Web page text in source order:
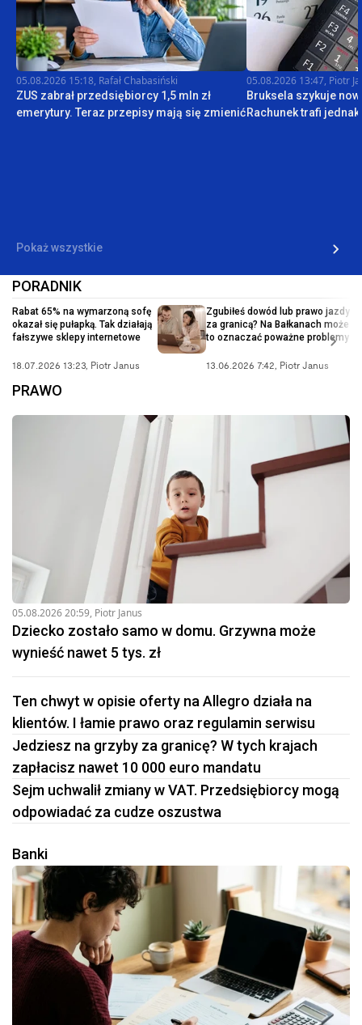
05.08.2026 15:18, Rafał Chabasiński
ZUS zabrał przedsiębiorcy 1,5 mln zł
emerytury. Teraz przepisy mają się zmienić
05.08.2026 13:47, Piotr
Bruksela szykuje
Rachunek trafi
Pokaż wszystkie
PORADNIK
Rabat 65% na wymarzoną sofę
okazał się pułapką. Tak działają
fałszywe sklepy internetowe
18.07.2026 13:23, Piotr Janus
Zgubiłeś dowód lub prawo jazdy
za granicą? Na Bałkanach może
to oznaczać poważne problemy
13.06.2026 7:42, Piotr Janus
PRAWO
05.08.2026 20:59, Piotr Janus
Dziecko zostało samo w domu. Grzywna może
wynieść nawet 5 tys. zł
Ten chwyt w opisie oferty na Allegro działa na
klientów. I łamie prawo oraz regulamin serwisu
Jedziesz na grzyby za granicę? W tych krajach
zapłacisz nawet 10 000 euro mandatu
Sejm uchwalił zmiany w VAT. Przedsiębiorcy mogą
odpowiadać za cudze oszustwa
Banki